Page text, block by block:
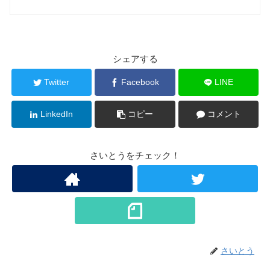
シェアする
Twitter Facebook LINE
LinkedIn コピー コメント
さいとうをチェック！
さいとう